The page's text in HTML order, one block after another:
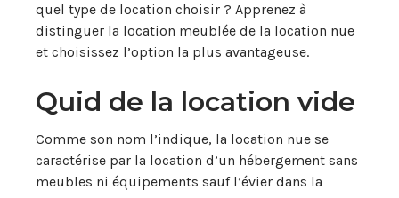
quel type de location choisir ? Apprenez à
distinguer la location meublée de la location nue
et choisissez l’option la plus avantageuse.
Quid de la location vide
Comme son nom l’indique, la location nue se
caractérise par la location d’un hébergement sans
meubles ni équipements sauf l’évier dans la